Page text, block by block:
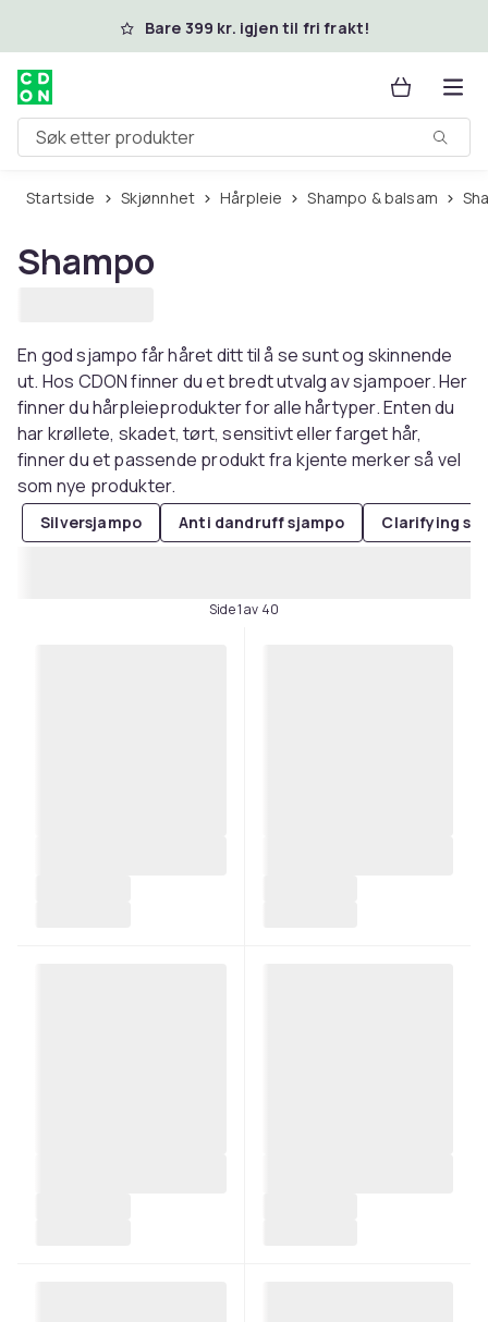
Hopp til hovedinnholdBare 399 kr. igjen til fri frakt!
Søk etter produkter
Startside Skjønnhet Hårpleie Shampo & balsam
Shampo
En god sjampo får håret ditt til å se sunt og skinnende
ut. Hos CDON finner du et bredt utvalg av sjampoer. Her
finner du hårpleieprodukter for alle hårtyper. Enten du
har krøllete, skadet, tørt, sensitivt eller farget hår,
finner du et passende produkt fra kjente merker så vel
som nye produkter.
Silversjampo Anti dandruff sjampo Clarifying
Side 1 av 40